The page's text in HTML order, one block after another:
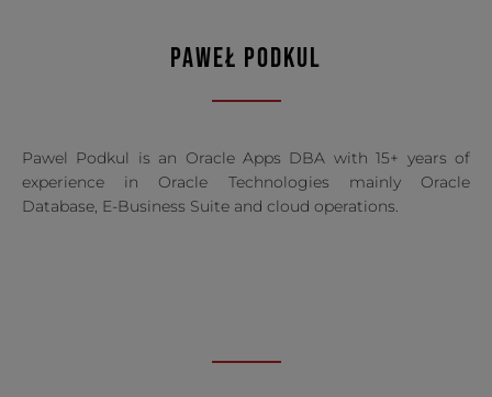
PAWEŁ PODKUL
Pawel Podkul is an Oracle Apps DBA with 15+ years of
experience in Oracle Technologies mainly Oracle
Database, E-Business Suite and cloud operations.